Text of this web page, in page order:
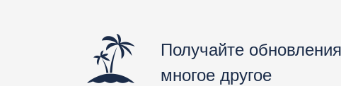
Получайте
многое другое